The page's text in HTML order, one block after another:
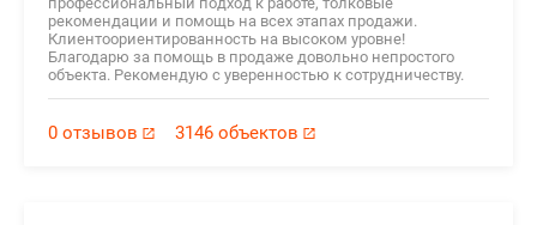
рекомендации и помощь на всех этапах продажи.
Клиентоориентированность на высоком уровне!
Благодарю за помощь в продаже довольно непростого
объекта. Рекомендую с уверенностью к сотрудничеству.
0 отзывов 3146 объектов